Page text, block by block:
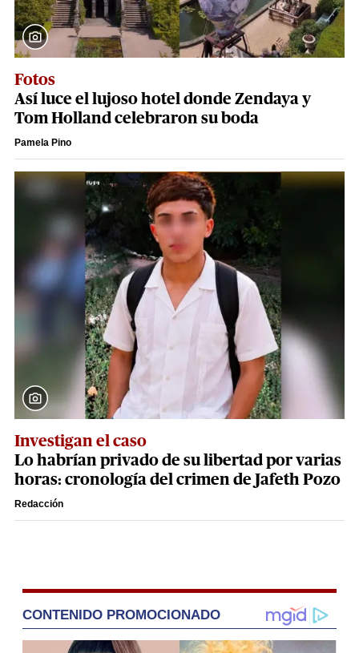
Fotos
Así luce el lujoso hotel donde Zendaya y
Tom Holland celebraron su boda
Pamela Pino
Investigan el caso
Lo habrían privado de su libertad por varias
horas: cronología del crimen de Jafeth Pozo
Redacción
CONTENIDO PROMOCIONADO